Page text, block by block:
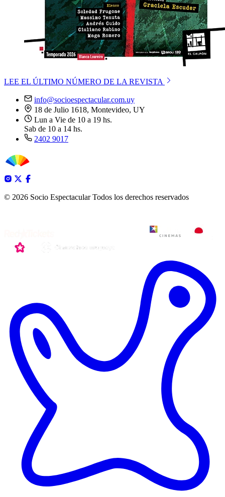
LEE EL ÚLTIMO NÚMERO DE LA REVISTA
info@socioespectacular.com.uy
18 de Julio 1618, Montevideo, UY
Lun a Vie de 10 a 19 hs.
Sab de 10 a 14 hs.
2402 9017
© 2026 Socio Espectacular Todos los derechos reservados